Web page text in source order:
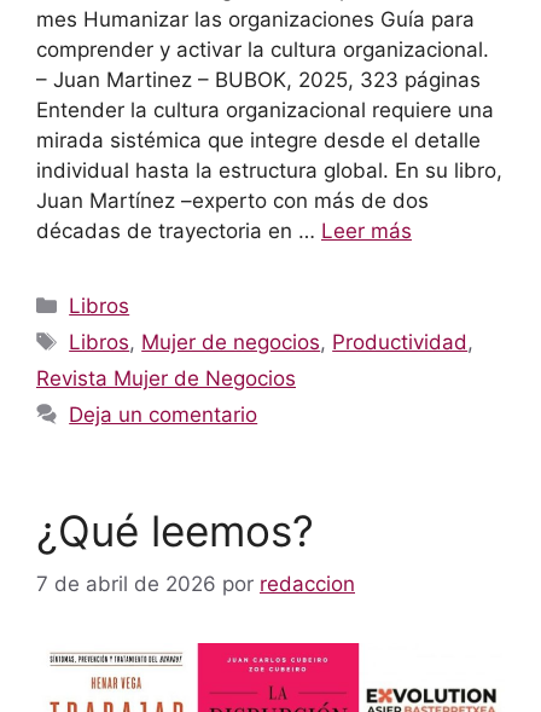
mes Humanizar las organizaciones Guía para
comprender y activar la cultura organizacional.
– Juan Martinez – BUBOK, 2025, 323 páginas
Entender la cultura organizacional requiere una
mirada sistémica que integre desde el detalle
individual hasta la estructura global. En su libro,
Juan Martínez –experto con más de dos
décadas de trayectoria en … Leer más
Categorías
Libros
Etiquetas
Libros, Mujer de negocios, Productividad ,
Revista Mujer de Negocios
Deja un comentario
¿Qué leemos?
7 de abril de 2026 por redaccion